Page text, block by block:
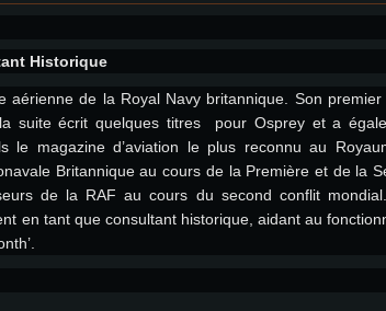
Historique
aérienne de la Royal Navy britannique. Son
suite écrit quelques titres pour Osprey et a
le magazine d’aviation le plus reconnu au
Britannique au cours de la Première et de la
de la RAF au cours du second conflit
en tant que consultant historique, aidant au